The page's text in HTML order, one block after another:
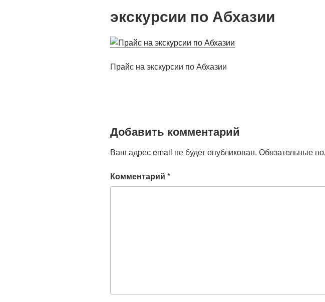
экскурсии по Абхазии
Прайс на экскурсии по Абхазии
Добавить комментарий
Ваш адрес email не будет опубликован. Обязательные
Комментарий *